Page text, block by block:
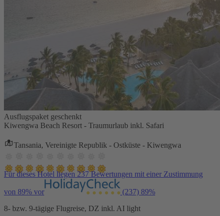
Ausflugspaket geschenkt
Kiwengwa Beach Resort - Traumurlaub inkl. Safari
Tansania, Vereinigte Republik - Ostküste - Kiwengwa
Für dieses Hotel liegen 237 Bewertungen mit einer Zustimmung
von 89% vor (237) 89%
8- bzw. 9-tägige Flugreise, DZ inkl. AI light